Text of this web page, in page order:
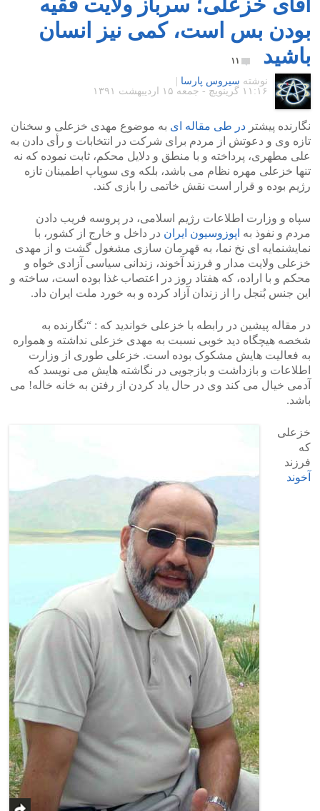
بودن بس است، کمی نیز انسان
باشید
۱۱
نوشته سیروس پارسا
۱۱:۱۶ گرينويچ - جمعه ۱۵ اردیبهشت ۱۳۹۱
نگارنده پیشتر در طی مقاله ای به موضوع مهدی خزعلی و سخنان
تازه وی و دعوتش از مردم برای شرکت در انتخابات و رأی دادن به
علی مطهری، پرداخته و با منطق و دلایل محکم، ثابت نموده که نه
تنها خزعلی مهره نظام می باشد، بلکه وی سوپاپ اطمینان تازه
رژیم بوده و قرار است نقش خاتمی را بازی کند.
سپاه و وزارت اطلاعات رژیم اسلامی، در پروسه فریب دادن
مردم و نفوذ به اپوزوسیون ایران در داخل و خارج از کشور، با
نمایشنمایه ای نخ نما، به قهرمان سازی مشغول گشت و از مهدی
خزعلی ولایت مدار و فرزند آخوند، زندانی سیاسی آزادی خواه و
محکم و با اراده، که هفتاد روز در اعتصاب غذا بوده است، ساخته و
این جنس بُنجل را از زندان آزاد کرده و به خورد ملت ایران داد.
در مقاله پیشین در رابطه با خزعلی خواندید که : “نگارنده به
شخصه هیچگاه دید خوبی نسبت به مهدی خزعلی نداشته و همواره
به فعالیت هایش مشکوک بوده است. خزعلی طوری از وزارت
اطلاعات و بازداشت و بازجویی در نگاشته هایش می نویسد که
آدمی خیال می کند وی در حال یاد کردن از رفتن به خانه خاله! می
باشد.
خزعلی
که
فرزند
آخوند